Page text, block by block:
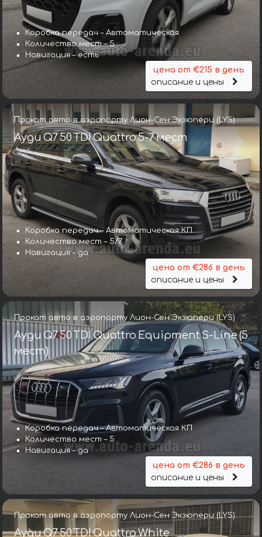
Коробка передач – Автоматическая
Количество мест – 5
Навигация – есть
цена от €215 в день
описание и цены
Прокат авто в аэропорту Лион-Сен Экзюпери (LYS)
Ауди Q7 50 TDI Quattro 5-7 мест
Коробка передач – Автоматическая КП
Количество мест – 5/7
Навигация – да
цена от €286 в день
описание и цены
Прокат авто в аэропорту Лион-Сен Экзюпери (LYS)
Ауди Q7 50 TDI Quattro Equipment S-Line (5
мест)
Коробка передач – Автоматическая КП
Количество мест – 5
Навигация – да
цена от €286 в день
описание и цены
Прокат авто в аэропорту Лион-Сен Экзюпери (LYS)
Ауди Q7 50 TDI Quattro White